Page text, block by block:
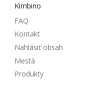
Kimbino
FAQ
Kontakt
Nahlásiť obsah
Mestá
Produkty